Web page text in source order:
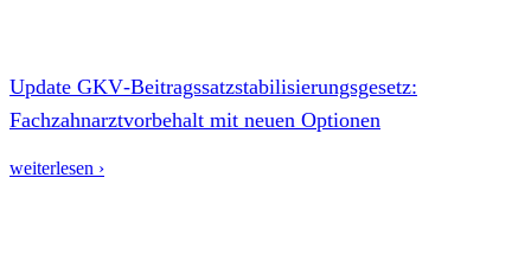
Update GKV‑Beitragssatzstabilisierungsgesetz:
Fachzahnarztvorbehalt mit neuen Optionen
weiterlesen ›